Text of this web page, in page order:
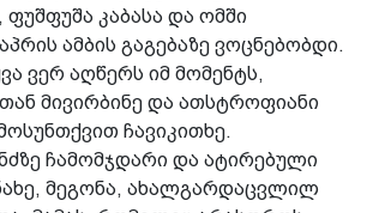
კაბასა და ომში
ამბის გაგებაზე ვოცნებობდი.
ვერ აღწერს იმ მომენტს,
მივირბინე და ათსტროფიანი
ჩავიკითხე.
ჩამომჯდარი და ატირებული
მეგონა, ახალგარდაცვლილ